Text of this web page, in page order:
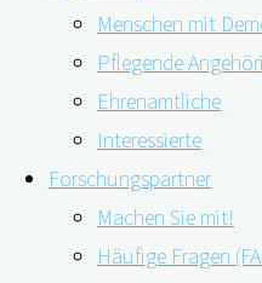
Menschen mit
Pflegende
Ehrenamtliche
Interessierte
Forschungspartner
Machen Sie mit!
Häufige Fragen
For
Haben Sie
Umgebung, wie zum
Restaurant oder auf
verstehen?